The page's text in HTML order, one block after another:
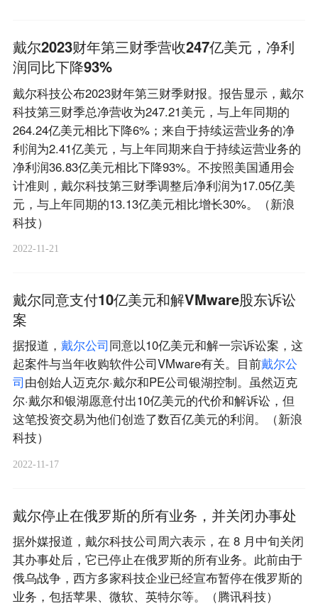
戴尔2023财年第三财季营收247亿美元，净利
润同比下降93%
戴尔科技公布2023财年第三财季财报。报告显示，戴尔
科技第三财季总净营收为247.21美元，与上年同期的
264.24亿美元相比下降6%；来自于持续运营业务的净
利润为2.41亿美元，与上年同期来自于持续运营业务的
净利润36.83亿美元相比下降93%。不按照美国通用会
计准则，戴尔科技第三财季调整后净利润为17.05亿美
元，与上年同期的13.13亿美元相比增长30%。（新浪
科技）
2022-11-21
戴尔同意支付10亿美元和解VMware股东诉讼
案
据报道， 戴尔公司同意以10亿美元和解一宗诉讼案，这
起案件与当年收购软件公司VMware有关。目前戴尔公
司由创始人迈克尔·戴尔和PE公司银湖控制。虽然迈克
尔·戴尔和银湖愿意付出10亿美元的代价和解诉讼，但
这笔投资交易为他们创造了数百亿美元的利润。（新浪
科技）
2022-11-17
戴尔停止在俄罗斯的所有业务，并关闭办事处
据外媒报道，戴尔科技公司周六表示，在 8 月中旬关闭
其办事处后，它已停止在俄罗斯的所有业务。此前由于
俄乌战争，西方多家科技企业已经宣布暂停在俄罗斯的
业务，包括苹果、微软、英特尔等。（腾讯科技）